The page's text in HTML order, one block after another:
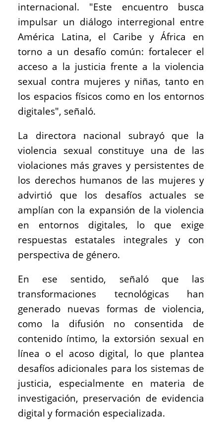
internacional. "Este encuentro busca
impulsar un diálogo interregional entre
América Latina, el Caribe y África en
torno a un desafío común: fortalecer el
acceso a la justicia frente a la violencia
sexual contra mujeres y niñas, tanto en
los espacios físicos como en los entornos
digitales", señaló.
La directora nacional subrayó que la
violencia sexual constituye una de las
violaciones más graves y persistentes de
los derechos humanos de las mujeres y
advirtió que los desafíos actuales se
amplían con la expansión de la violencia
en entornos digitales, lo que exige
respuestas estatales integrales y con
perspectiva de género.
En ese sentido, señaló que las
transformaciones tecnológicas han
generado nuevas formas de violencia,
como la difusión no consentida de
contenido íntimo, la extorsión sexual en
línea o el acoso digital, lo que plantea
desafíos adicionales para los sistemas de
justicia, especialmente en materia de
investigación, preservación de evidencia
digital y formación especializada.